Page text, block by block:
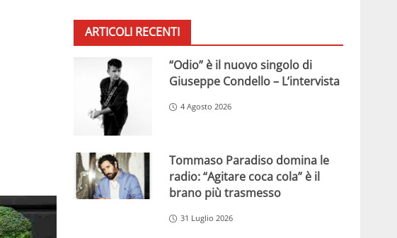
ARTICOLI RECENTI
“Odio” è il nuovo singolo di
Giuseppe Condello – L’intervista
4 Agosto 2026
Tommaso Paradiso domina le
radio: “Agitare coca cola” è il
brano più trasmesso
31 Luglio 2026